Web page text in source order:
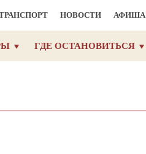
НОВОСТИ АФИША
ГДЕ ОСТАНОВИТЬСЯ